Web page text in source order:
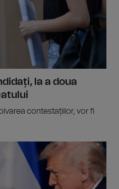
la a doua
contestațiilor, vor fi